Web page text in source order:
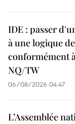
IDE : passer
à une logique
conformément
NQ/TW
06/08/2026 04:47
L’Assemblée